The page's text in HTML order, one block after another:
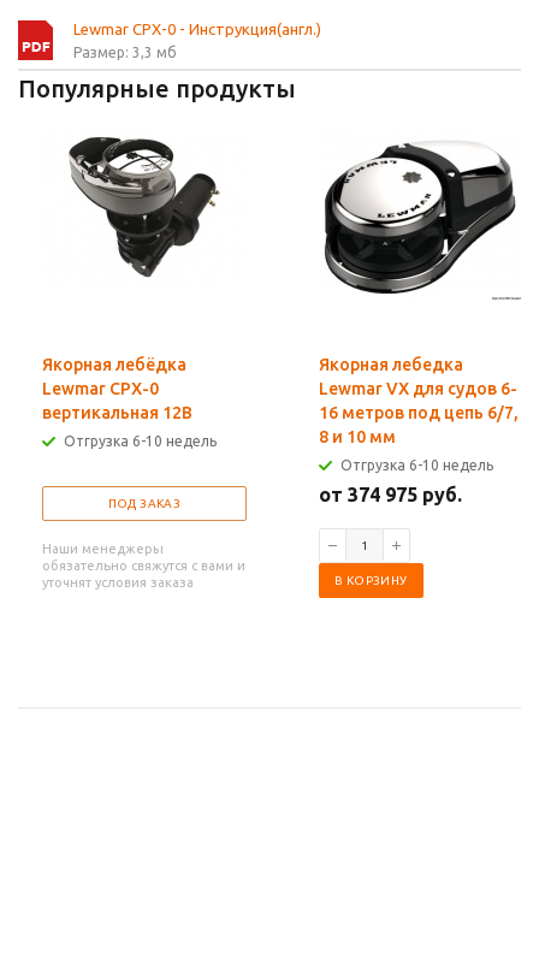
Lewmar CPX-0 - Инструкция(англ.)
Размер: 3,3 мб
Популярные продукты
Якорная лебёдка
Lewmar CPX-0
вертикальная 12В
Отгрузка 6-10 недель
ПОД ЗАКАЗ
Наши менеджеры
обязательно свяжутся с вами и
уточнят условия заказа
Якорная лебедка
Lewmar VX для судов 6-
16 метров под цепь 6/7,
8 и 10 мм
Отгрузка 6-10 недель
от 374 975 руб.
В КОРЗИНУ